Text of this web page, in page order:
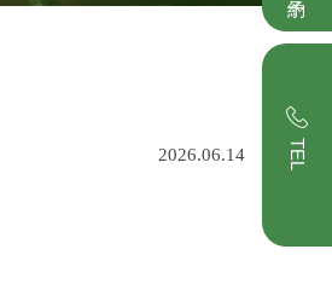
TEL
2026.06.14